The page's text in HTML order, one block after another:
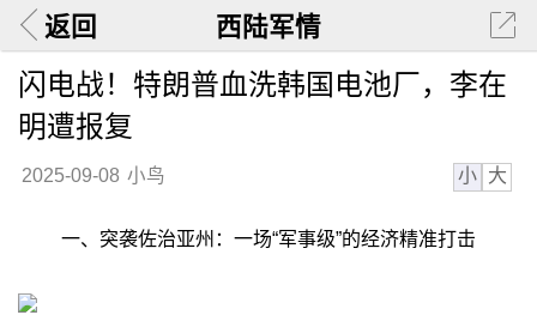
返回 西陆军情
闪电战！特朗普血洗韩国电池厂，李在
明遭报复
2025-09-08 小鸟 小 大
一、突袭佐治亚州：一场“军事级”的经济精准打击